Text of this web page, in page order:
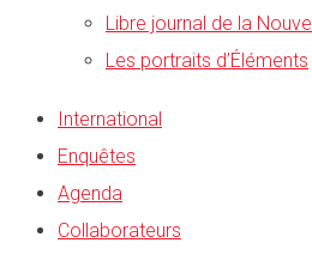
Libre journal de la
Les portraits d’Éléments
International
Enquêtes
Agenda
Collaborateurs